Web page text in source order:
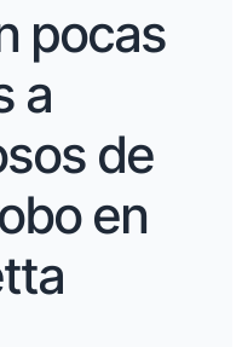
pocas
a
de
en